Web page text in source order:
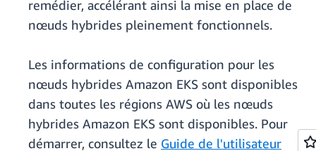
remédier, accélérant ainsi la mise en place de
nœuds hybrides pleinement fonctionnels.
Les informations de configuration pour les
nœuds hybrides Amazon EKS sont disponibles
dans toutes les régions AWS où les nœuds
hybrides Amazon EKS sont disponibles. Pour
démarrer, consultez le Guide de l'utilisateur